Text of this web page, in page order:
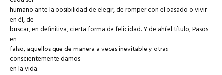
humano ante la posibilidad de elegir, de romper con el pasado o vivir
en él, de
buscar, en definitiva, cierta forma de felicidad. Y de ahí el título, Pasos
en
falso, aquellos que de manera a veces inevitable y otras
conscientemente damos
en la vida.